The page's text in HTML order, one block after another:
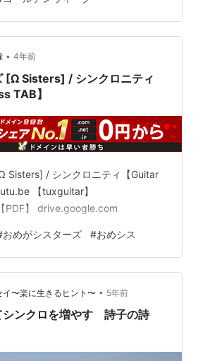
シンクロニティ、略
は、様々なところで言われてたり
は省略しますが、簡単に言えば
る事象ですね。 人や動植物、物、
…
• 4年前
[Ω Sisters] / シンクロニティ
TAB】
Sisters] / シンクロニティ【Guitar
【tuxguitar】
PDF】 drive.google.com
おめがシスターズ #おめシス
〜楽に生きるヒント〜 • 5年前
シンクロを増やす 詩子の詩